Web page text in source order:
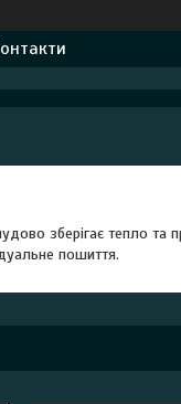
зберігає тепло та
пошиття.